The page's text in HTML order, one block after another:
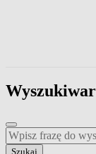
Wpisz frazę, aby
Wpisz frazę do
Szukaj